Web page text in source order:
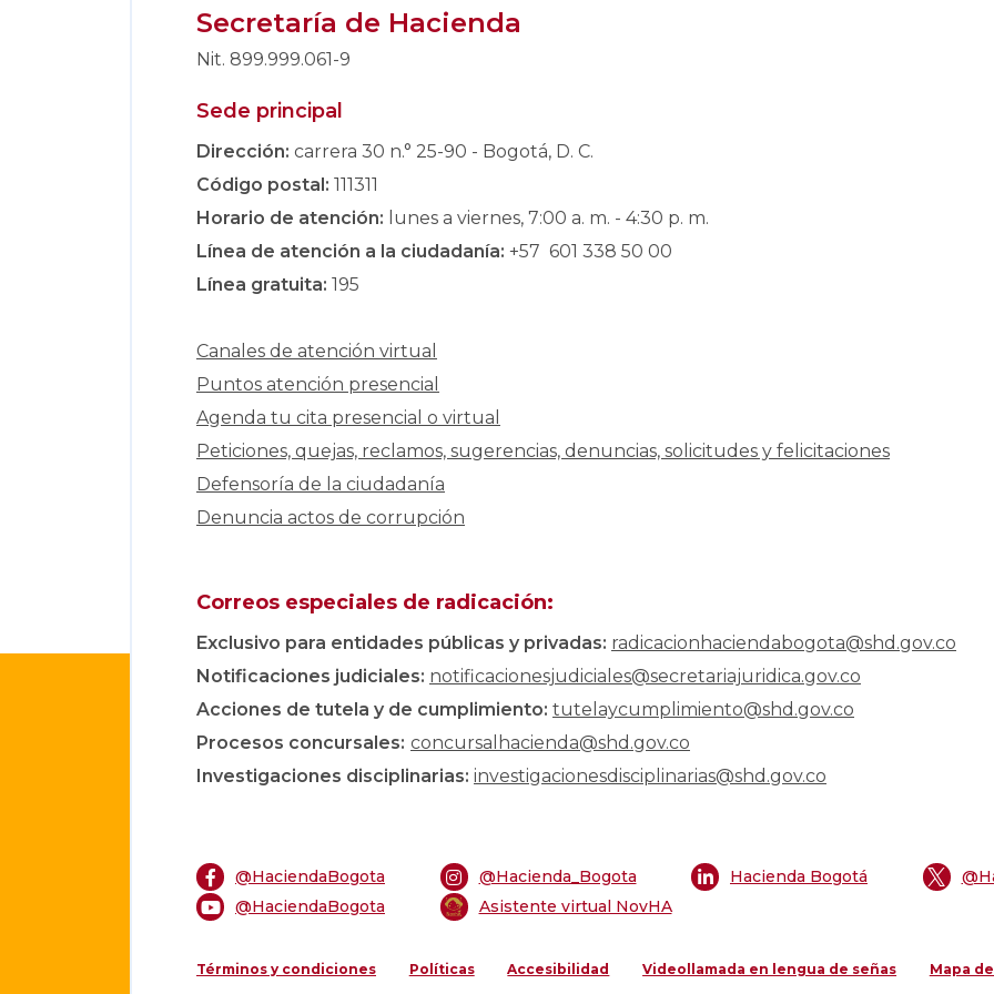
Secretaría de Hacienda
Nit. 899.999.061-9
Sede principal
Dirección: carrera 30 n.° 25-90 - Bogotá, D. C.
Código postal: 111311
Horario de atención: lunes a viernes, 7:00 a. m. - 4:30 p. m.
Línea de atención a la ciudadanía: +57 601 338 50 00
Línea gratuita: 195
Canales de atención virtual
Puntos atención presencial
Agenda tu cita presencial o virtual
Peticiones, quejas, reclamos, sugerencias, denuncias, solicitudes y felicitaciones
Defensoría de la ciudadanía
Denuncia actos de corrupción
Correos especiales de radicación:
Exclusivo para entidades públicas y privadas: radicacionhaciendabogota@shd.gov.co
Notificaciones judiciales: notificacionesjudiciales@secretariajuridica.gov.co
Acciones de tutela y de cumplimiento: tutelaycumplimiento@shd.gov.co
Procesos concursales: concursalhacienda@shd.gov.co
Investigaciones disciplinarias: investigacionesdisciplinarias@shd.gov.co
@HaciendaBogota @Hacienda_Bogota Hacienda Bogotá
@HaciendaBogota
Asistente virtual NovHA
Términos y condiciones Políticas Accesibilidad Videollamada en lengua de señas Mapa